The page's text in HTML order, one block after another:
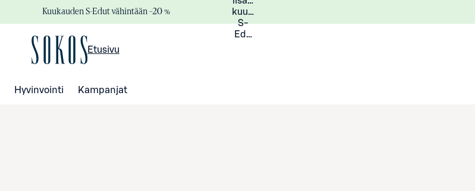
Kuukauden S-Edut vähintään –20 %
kuukauden
S-
Eduista
Etusivu
Hyvinvointi Kampanjat